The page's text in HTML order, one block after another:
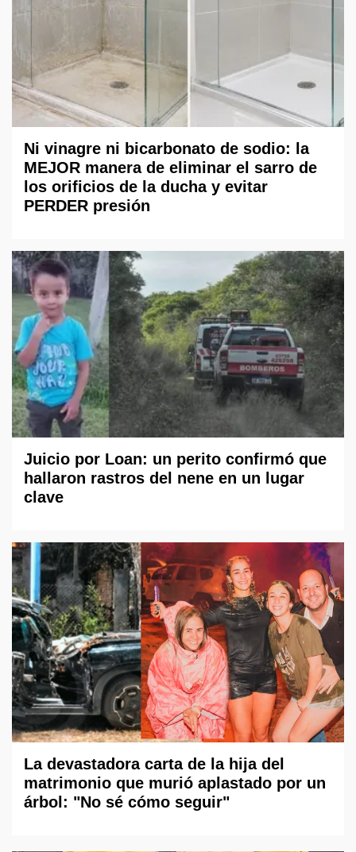
Ni vinagre ni bicarbonato de sodio: la
MEJOR manera de eliminar el sarro de
los orificios de la ducha y evitar
PERDER presión
Juicio por Loan: un perito confirmó que
hallaron rastros del nene en un lugar
clave
La devastadora carta de la hija del
matrimonio que murió aplastado por un
árbol: "No sé cómo seguir"